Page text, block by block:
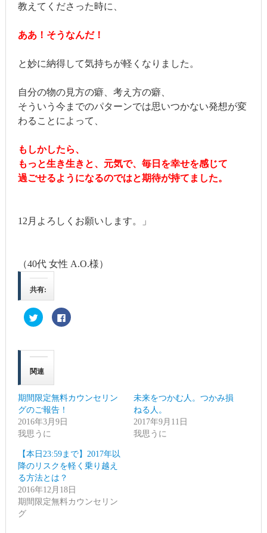
教えてくださった時に、
ああ！そうなんだ！
と妙に納得して気持ちが軽くなりました。
自分の物の見方の癖、考え方の癖、
そういう今までのパターンでは思いつかない発想が変
わることによって、
もしかしたら、
もっと生き生きと、元気で、毎日を幸せを感じて
過ごせるようになるのではと期待が持てました。
12月よろしくお願いします。」
（40代 女性 A.O.様）
共有:
ク
リ
て
Twitter
で
共
(新
し
い
ウ
ィ
ン
ド
ウ
開
き
ま
す)
Facebook
で
ク
し
し
い
ウ
ィ
ド
ウ
で
開
関連
期間限定無料カウンセリン
グのご報告！
2016年3月9日
我思うに
未来をつかむ人。つかみ損
ねる人。
2017年9月11日
我思うに
【本日23:59まで】2017年以
降のリスクを軽く乗り越え
る方法とは？
2016年12月18日
期間限定無料カウンセリン
グ